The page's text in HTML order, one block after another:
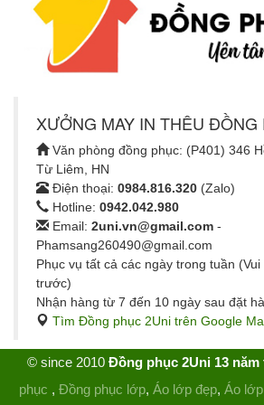
XƯỞNG MAY IN THÊU ĐỒNG
Văn phòng đồng phục: (P401) 346
Từ Liêm, HN
Điện thoại: 0984.816.320 (Zalo)
Hotline: 0942.042.980
Email: 2uni.vn@gmail.com -
Phamsang260490@gmail.com
Phục vụ tất cả các ngày trong tuần
trước)
Nhận hàng từ 7 đến 10 ngày sau đặt
Tìm Đồng phục 2Uni trên Google
© since 2010 Đồng phục 2Uni 13 năm
phục , Đồng phục lớp, Áo lớp đẹp, Áo lớp